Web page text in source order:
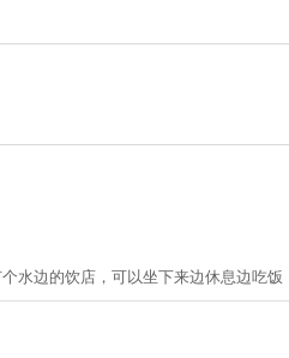
水边的饮店，可以坐下来边休息边吃饭